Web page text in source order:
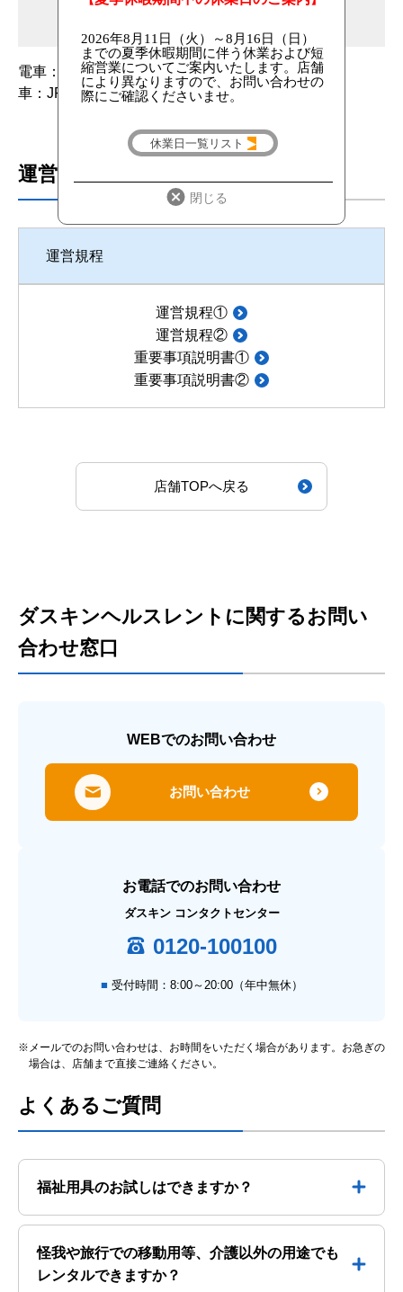
電車：JR水郡線「常陸太田駅」より徒歩17分
車：JR水郡線「常陸太田駅」より約4分
運営規程
運営規程
運営規程①
運営規程②
重要事項説明書①
重要事項説明書②
店舗TOPへ戻る
ダスキンヘルスレントに関するお問い
合わせ窓口
WEBでのお問い合わせ
お問い合わせ
お電話でのお問い合わせ
ダスキン コンタクトセンター
0120-100100
受付時間：8:00～20:00（年中無休）
※メールでのお問い合わせは、お時間をいただく場合があります。お急ぎの
場合は、店舗まで直接ご連絡ください。
よくあるご質問
福祉用具のお試しはできますか？
怪我や旅行での移動用等、介護以外の用途でも
レンタルできますか？